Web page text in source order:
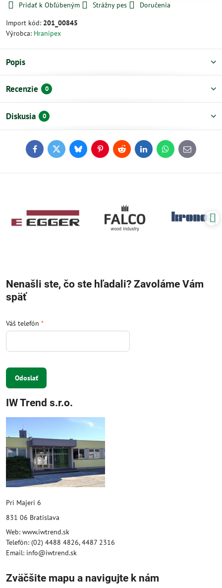
Pridať k Obľúbeným Strážny pes
Doručenia
Import kód: 201_00845
Výrobca: Hranipex
Popis
Recenzie 0
Diskusia 0
FacebookTwitterBlueskyPinterestReddit LinkedInWhatsApp
E-
mail
Nenašli ste, čo ste hľadali? Zavoláme Vám
späť
Váš telefón *
Odoslať
IW Trend s.r.o.
Pri Majeri 6
831 06 Bratislava
Web: www.iwtrend.sk
Telefón: (02) 4488 4826, 4487 2316
Email: info@iwtrend.sk
Zväčšite mapu a navigujte k nám